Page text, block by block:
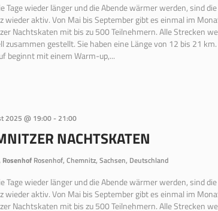
Tage wieder länger und die Abende wärmer werden, sind
wieder aktiv. Von Mai bis September gibt es einmal im
Nachtskaten mit bis zu 500 Teilnehmern. Alle Strecken
zusammen gestellt. Sie haben eine Länge von 12 bis 21 km.
beginnt mit einem Warm-up,...
NACHTSKATEN
2025 @ 19:00-21:00
Rosenhof, Chemnitz, Sachsen, Deutschland
Tage wieder länger und die Abende wärmer werden, sind
wieder aktiv. Von Mai bis September gibt es einmal im
Nachtskaten mit bis zu 500 Teilnehmern. Alle Strecken